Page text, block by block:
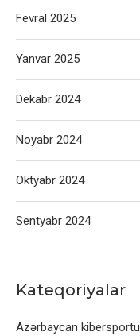
Fevral 2025
Yanvar 2025
Dekabr 2024
Noyabr 2024
Oktyabr 2024
Sentyabr 2024
Kateqoriyalar
Azərbaycan kibersportu